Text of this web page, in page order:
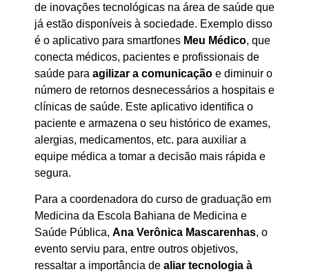
de inovações tecnológicas na área de saúde que
já estão disponíveis à sociedade. Exemplo disso
é o aplicativo para smartfones Meu Médico, que
conecta médicos, pacientes e profissionais de
saúde para agilizar a comunicação e diminuir o
número de retornos desnecessários a hospitais e
clínicas de saúde. Este aplicativo identifica o
paciente e armazena o seu histórico de exames,
alergias, medicamentos, etc. para auxiliar a
equipe médica a tomar a decisão mais rápida e
segura.
Para a coordenadora do curso de graduação em
Medicina da Escola Bahiana de Medicina e
Saúde Pública, Ana Verônica Mascarenhas, o
evento serviu para, entre outros objetivos,
ressaltar a importância de aliar tecnologia à